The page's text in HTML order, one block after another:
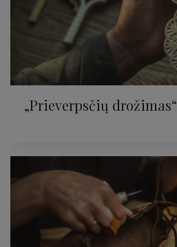
„Prieverpsčių drožimas“